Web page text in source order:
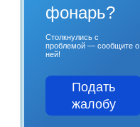
фонарь?
Столкнулись с
проблемой — сообщите о
ней!
Подать
жалобу